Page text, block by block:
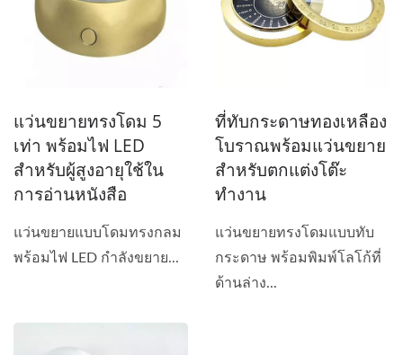
แว่นขยายทรงโดม 5
เท่า พร้อมไฟ LED
สำหรับผู้สูงอายุใช้ใน
การอ่านหนังสือ
แว่นขยายแบบโดมทรงกลม
พร้อมไฟ LED กำลังขยาย...
ที่ทับกระดาษทองเหลือง
โบราณพร้อมแว่นขยาย
สำหรับตกแต่งโต๊ะ
ทำงาน
แว่นขยายทรงโดมแบบทับ
กระดาษ พร้อมพิมพ์โลโก้ที่
ด้านล่าง...